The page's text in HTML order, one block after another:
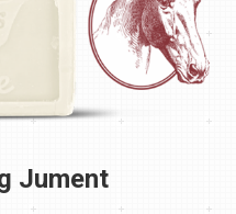
Jument